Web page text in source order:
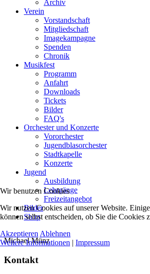
Archiv
Verein
Vorstandschaft
Mitgliedschaft
Imagekampagne
Spenden
Chronik
Musikfest
Programm
Anfahrt
Downloads
Tickets
Bilder
FAQ's
Orchester und Konzerte
Vororchester
Jugendblasorchester
Stadtkapelle
Konzerte
Jugend
Ausbildung
Lehrgänge
Freizeitangebot
Bilder
Shop
Michael Münz
Kontakt
Wir benutzen Cookies
Wir nutzen Cookies auf unserer Website.
können selbst entscheiden, ob Sie die
Akzeptieren Ablehnen
Weitere Informationen | Impressum